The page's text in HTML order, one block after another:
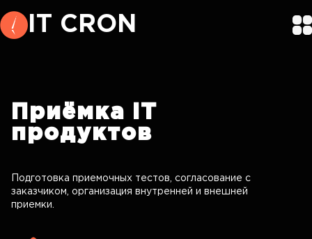
IT CRON
Приёмка
IT
продуктов
Подготовка приемочных тестов, согласование с
заказчиком, организация внутренней и внешней
приемки.